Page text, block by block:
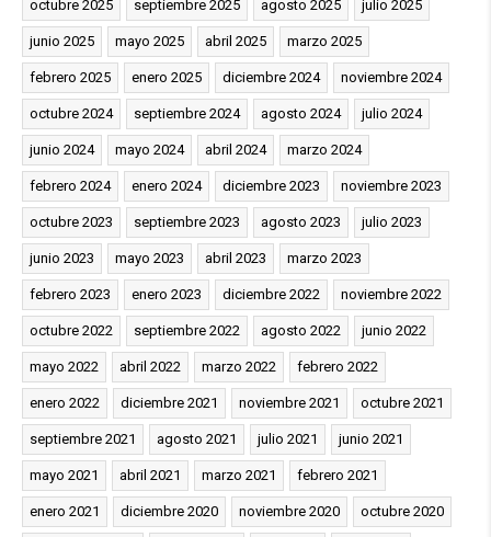
octubre 2025 septiembre 2025 agosto 2025 julio 2025
junio 2025 mayo 2025 abril 2025 marzo 2025
febrero 2025 enero 2025 diciembre 2024 noviembre 2024
octubre 2024 septiembre 2024 agosto 2024 julio 2024
junio 2024 mayo 2024 abril 2024 marzo 2024
febrero 2024 enero 2024 diciembre 2023 noviembre 2023
octubre 2023 septiembre 2023 agosto 2023 julio 2023
junio 2023 mayo 2023 abril 2023 marzo 2023
febrero 2023 enero 2023 diciembre 2022 noviembre 2022
octubre 2022 septiembre 2022 agosto 2022 junio 2022
mayo 2022 abril 2022 marzo 2022 febrero 2022
enero 2022 diciembre 2021 noviembre 2021 octubre 2021
septiembre 2021 agosto 2021 julio 2021 junio 2021
mayo 2021 abril 2021 marzo 2021 febrero 2021
enero 2021 diciembre 2020 noviembre 2020 octubre 2020